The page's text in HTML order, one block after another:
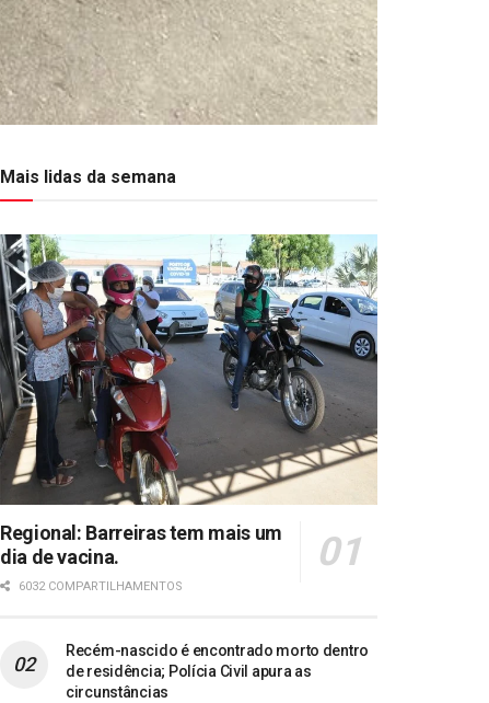
Mais lidas da semana
Regional: Barreiras tem mais um
dia de vacina.
6032 COMPARTILHAMENTOS
Recém-nascido é encontrado morto dentro
de residência; Polícia Civil apura as
circunstâncias